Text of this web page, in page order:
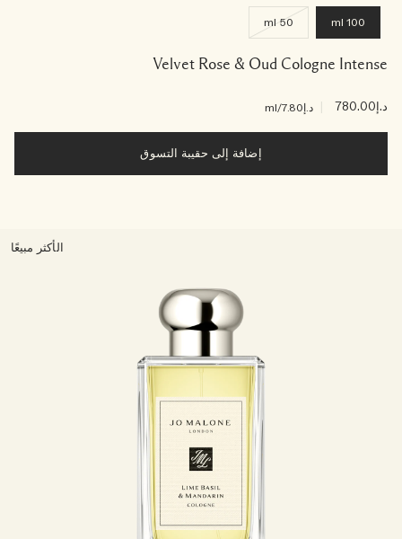
100 ml
50 ml
Velvet Rose & Oud Cologne Intense
د.إ780.00 د.إ7.80 /ml
إضافة إلى حقيبة التسوق
الأكثر مبيعًا